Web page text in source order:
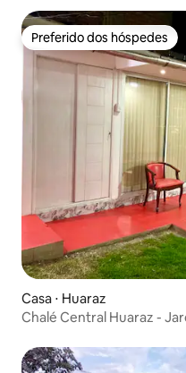
Preferido dos hóspedes
Preferido dos hóspedes
Casa ⋅ Huaraz
Chalé Central Huaraz -